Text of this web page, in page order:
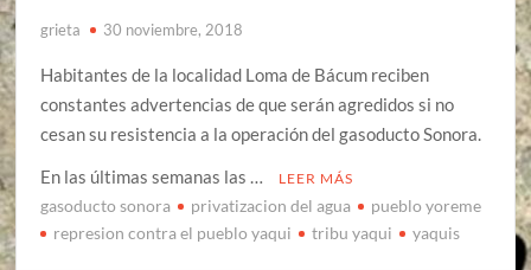
grieta 30 noviembre, 2018
Habitantes de la localidad Loma de Bácum reciben
constantes advertencias de que serán agredidos si no
cesan su resistencia a la operación del gasoducto Sonora.
En las últimas semanas las …
LEER MÁS
gasoducto sonora privatizacion del agua
pueblo yoreme
represion contra el pueblo yaqui
tribu yaqui yaquis